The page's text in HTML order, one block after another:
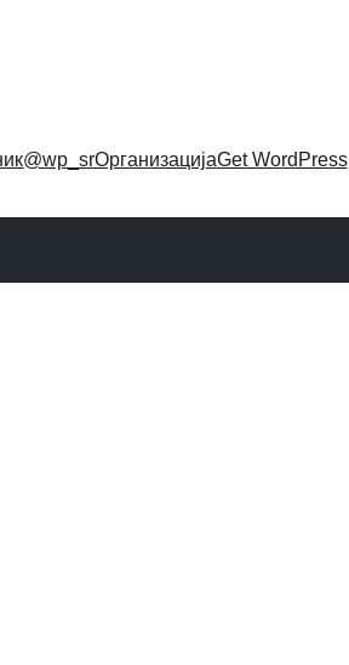
@wp_srОрганизацијаGet WordPress